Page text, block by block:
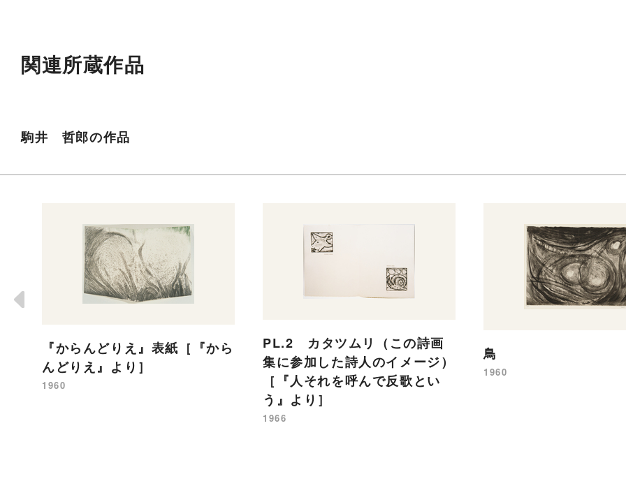
関連所蔵作品
駒井 哲郎の作品
『からんどりえ』表紙［『から
んどりえ』より］
1960
PL.2 カタツムリ（この詩画
集に参加した詩人のイメージ）
［『人それを呼んで反歌とい
う』より］
1966
鳥
1960